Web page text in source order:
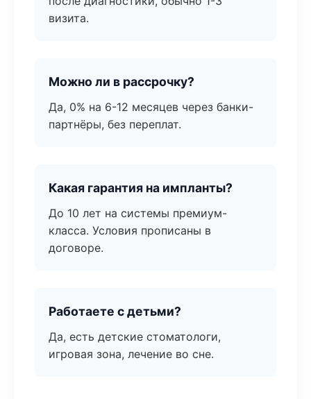
визита.
Можно ли в рассрочку?
Да, 0% на 6-12 месяцев через банки-
партнёры, без переплат.
Какая гарантия на импланты?
До 10 лет на системы премиум-
класса. Условия прописаны в
договоре.
Работаете с детьми?
Да, есть детские стоматологи,
игровая зона, лечение во сне.